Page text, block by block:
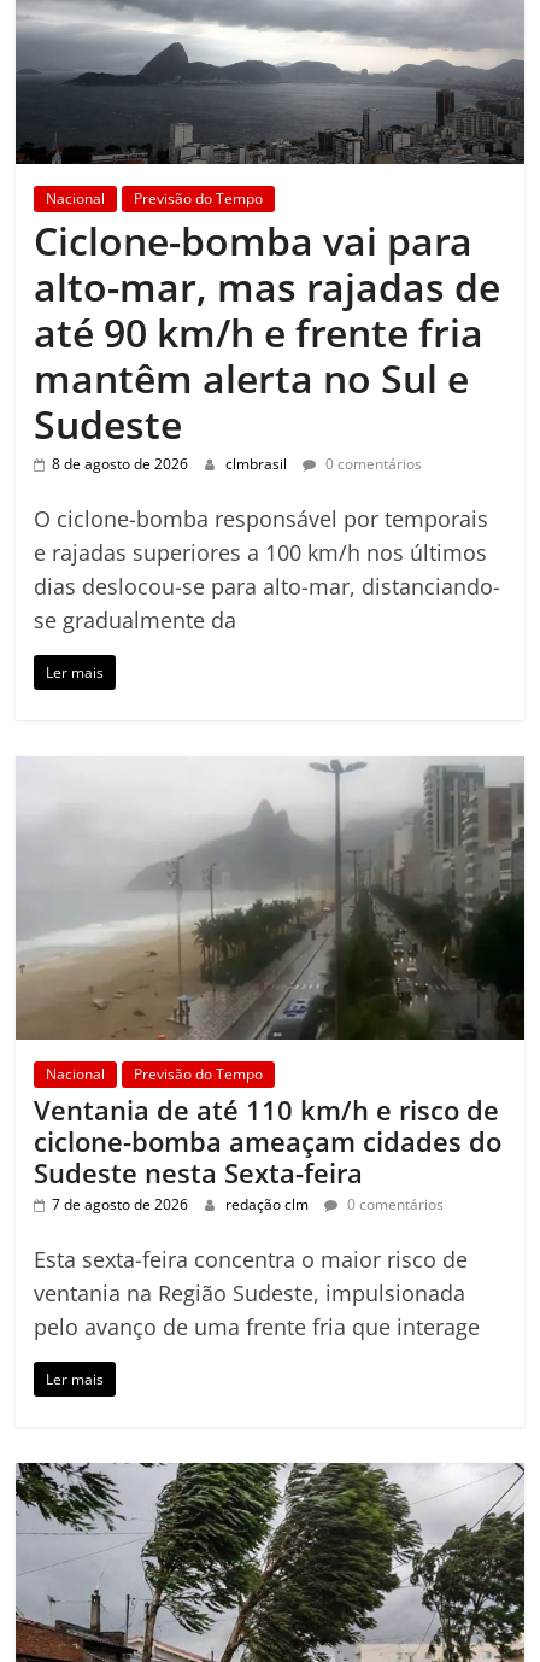
Nacional Previsão do Tempo
Ciclone-bomba vai para
alto-mar, mas rajadas de
até 90 km/h e frente fria
mantêm alerta no Sul e
Sudeste
8 de agosto de 2026 clmbrasil 0 comentários
O ciclone-bomba responsável por temporais
e rajadas superiores a 100 km/h nos últimos
dias deslocou-se para alto-mar, distanciando-
se gradualmente da
Ler mais
Nacional Previsão do Tempo
Ventania de até 110 km/h e risco de
ciclone-bomba ameaçam cidades do
Sudeste nesta Sexta-feira
7 de agosto de 2026 redação clm 0 comentários
Esta sexta-feira concentra o maior risco de
ventania na Região Sudeste, impulsionada
pelo avanço de uma frente fria que interage
Ler mais